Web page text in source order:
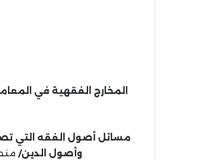
المخارج الفقهية في
مسائل أصول الفقه التي
وأصول الدين/